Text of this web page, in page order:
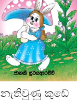
නැතිවුණු කුඬේ